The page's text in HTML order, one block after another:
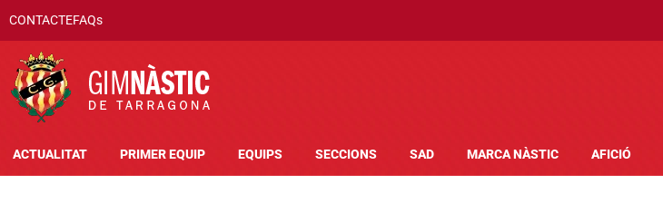
CONTACTEFAQs
ACTUALITAT PRIMER EQUIP EQUIPS SECCIONS SAD MARCA NÀSTIC AFICIÓ